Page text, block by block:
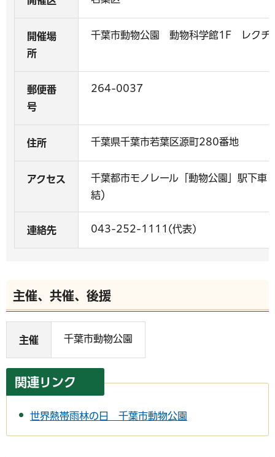
開催場
所
千葉市動物公園 動物科学館1F レクチ
郵便番
号
264-0037
住所 千葉県千葉市若葉区源町280番地
アクセス
千葉都市モノレール「動物公園」駅下
結）
連絡先 043-252-1111(代表)
主催、共催、後援
主催 千葉市動物公園
関連リンク
世界熱帯雨林の日 千葉市動物公園